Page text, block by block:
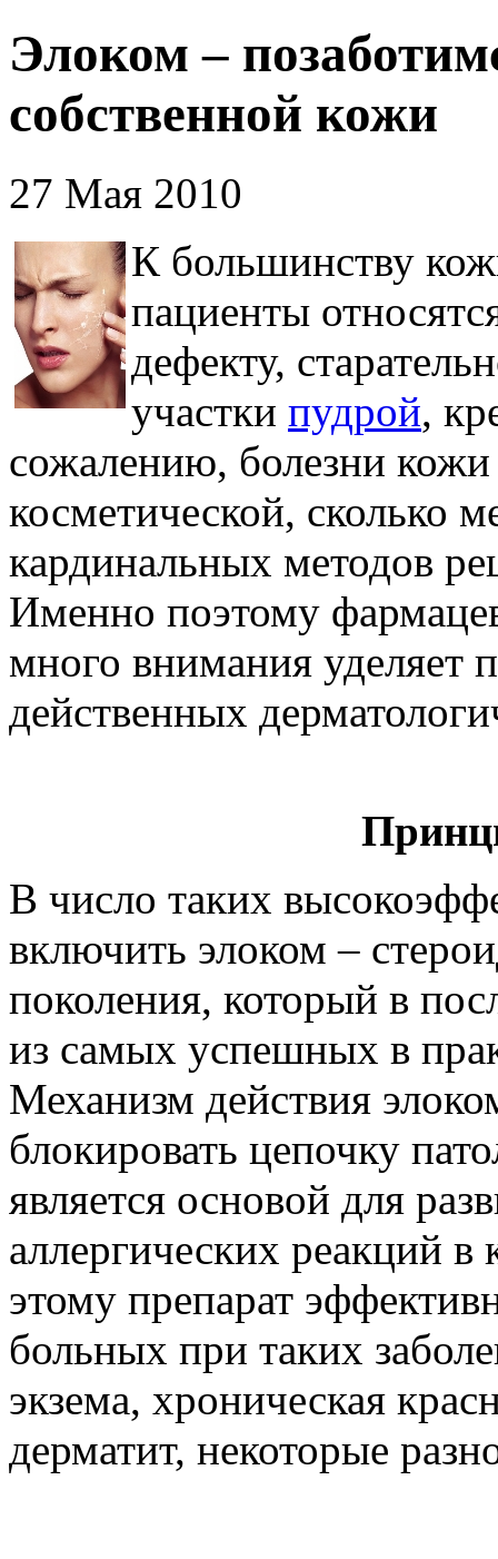
Элоком –
собственной кожи
27 Мая 2010
К большинству
пациенты
дефекту,
участки пудрой,
сожалению, болезни кожи
косметической, сколько
кардинальных методов
Именно поэтому
много внимания уделяет
действенных
В число таких
включить элоком –
поколения, который в
из самых успешных в
Механизм действия
блокировать цепочку
является основой для
аллергических реакций
этому препарат
больных при таких
экзема, хроническая
дерматит, некоторые